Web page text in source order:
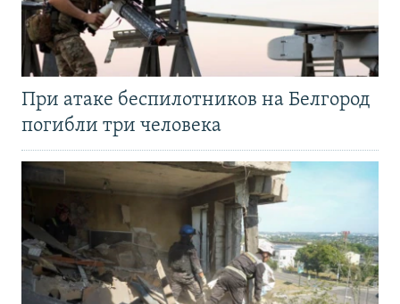
При атаке беспилотников на Белгород
погибли три человека